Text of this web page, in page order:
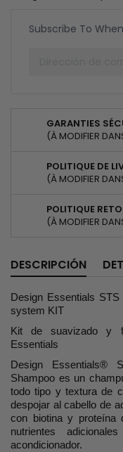
Subscribe To
GARANTIES
(À MODIFIER
POLITIQUE DE
(À MODIFIER
POLITIQUE
(À MODIFIER
DESCRIPCIÓN
Design Essentials
system KIT
Kit de suavizado y
Essentials
Design Essentials®
Shampoo es un
todo tipo y textura de
despojar al cabello de
con biotina y proteína
nutrientes
acondicionador.